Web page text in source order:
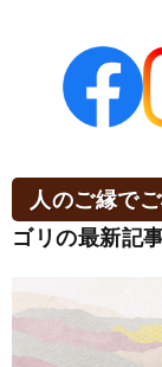
人のご縁で
ゴリの最新記